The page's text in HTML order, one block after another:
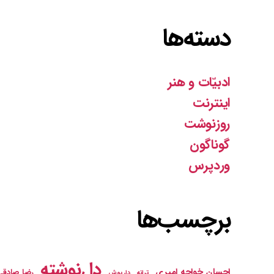
دسته‌ها
ادبیّات و هنر
اینترنت
روزنوشت
گوناگون
وردپرس
برچسب‌ها